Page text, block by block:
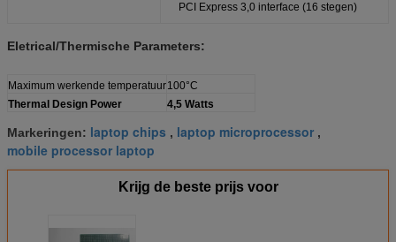
PCI Express 3,0 interface (16 stegen)
Eletrical/Thermische Parameters:
Maximum werkende temperatuur100°C
Thermal Design Power
4,5 Watts
Markeringen: laptop chips , laptop microprocessor ,
mobile processor laptop
Krijg de beste prijs voor